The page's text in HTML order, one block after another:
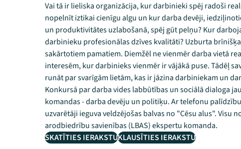
Vai tā ir lieliska organizācija, kur darbinieki spēj radoši
nopelnīt iztikai cienīgu algu un kur darba devēji,
un produktivitātes uzlabošanā, spēj gūt pelņu? Kur
darbinieku profesionālas dzīves kvalitāti? Uzburta
sakārtotiem pamatiem. Diemžēl ne vienmēr darba vietā
interesēm, kur darbinieks vienmēr ir vājākā puse. Tādēļ
runāt par svarīgām lietām, kas ir jāzina darbiniekam un
Konkursā par darba vides labbūtības un sociālā dialoga
komandas - darba devēju un politiķu. Ar telefonu
uzvarētāji ieguva veldzējošas balvas no "Cēsu alus". Visu
arodbiedrību savienības (LBAS) ekspertu komanda.
SKATĪTIES IERAKSTUKLAUSĪTIES IERAKSTU